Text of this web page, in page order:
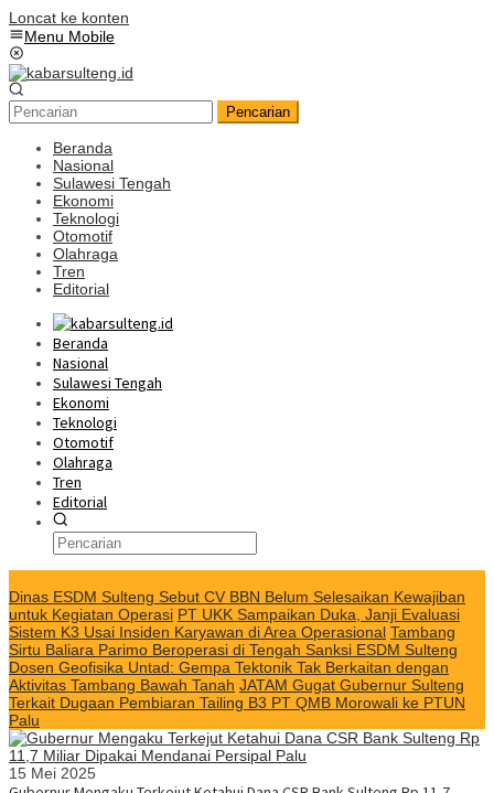
Loncat ke konten
Menu Mobile
Pencarian
Beranda
Nasional
Sulawesi Tengah
Ekonomi
Teknologi
Otomotif
Olahraga
Tren
Editorial
Beranda
Nasional
Sulawesi Tengah
Ekonomi
Teknologi
Otomotif
Olahraga
Tren
Editorial
Dinas ESDM Sulteng Sebut CV BBN Belum Selesaikan Kewajiban
untuk Kegiatan Operasi PT UKK Sampaikan Duka, Janji Evaluasi
Sistem K3 Usai Insiden Karyawan di Area Operasional Tambang
Sirtu Baliara Parimo Beroperasi di Tengah Sanksi ESDM Sulteng
Dosen Geofisika Untad: Gempa Tektonik Tak Berkaitan dengan
Aktivitas Tambang Bawah Tanah JATAM Gugat Gubernur Sulteng
Terkait Dugaan Pembiaran Tailing B3 PT QMB Morowali ke PTUN
Palu
15 Mei 2025